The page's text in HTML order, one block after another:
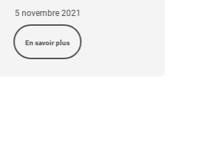
En savoir plus